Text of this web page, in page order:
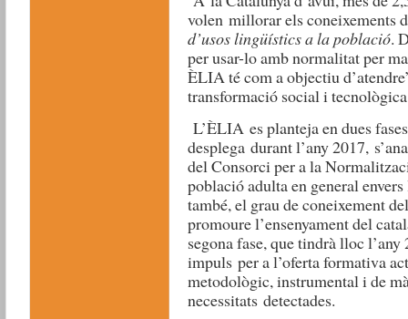
volen millorar els coneixements
d’usos lingüístics a la població.
per usar-lo amb normalitat per
ÈLIA té com a objectiu
transformació social i
L’ÈLIA es planteja en dues
desplega durant l’any 2017,
del Consorci per a la
població adulta en general
també, el grau de coneixement
promoure l’ensenyament del
segona fase, que tindrà lloc
impuls per a l’oferta formativa
metodològic, instrumental i de
necessitats detectades.